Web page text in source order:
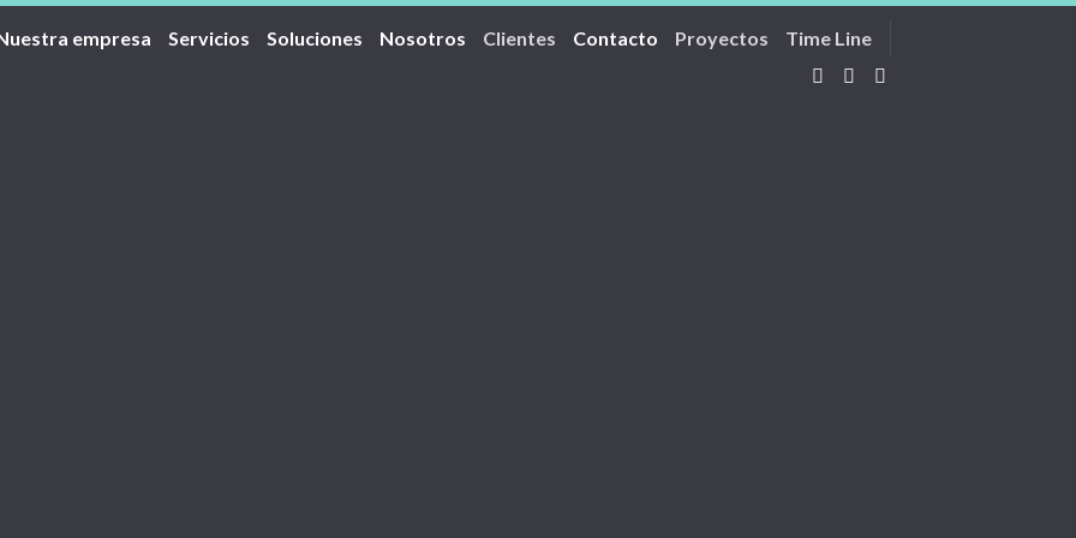
empresa Servicios Soluciones Nosotros Clientes Contacto Proyectos Time Line